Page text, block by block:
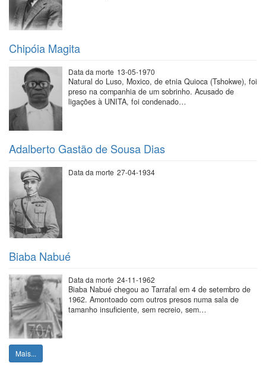
Chipóia Magita
Data da morte 13-05-1970
Natural do Luso, Moxico, de etnia Quioca (Tshokwe), foi
preso na companhia de um sobrinho. Acusado de
ligações à UNITA, foi condenado…
Adalberto Gastão de Sousa Dias
Data da morte 27-04-1934
Biaba Nabué
Data da morte 24-11-1962
Biaba Nabué chegou ao Tarrafal em 4 de setembro de
1962. Amontoado com outros presos numa sala de
tamanho insuficiente, sem recreio, sem…
Mais...